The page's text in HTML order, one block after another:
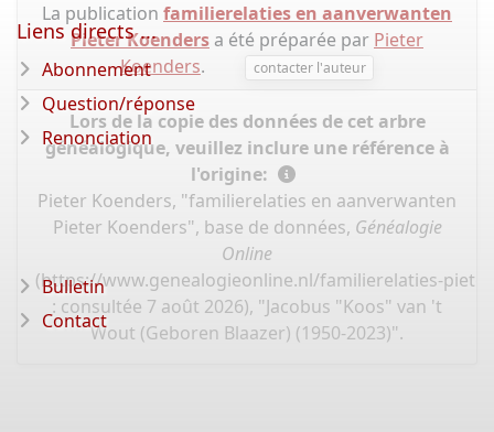
La publication familierelaties en aanverwanten
Pieter Koenders a été préparée par Pieter
Koenders. contacter l'auteur
Lors de la copie des données de cet arbre
généalogique, veuillez inclure une référence à
l'origine:
Pieter Koenders, "familierelaties en aanverwanten
Pieter Koenders", base de données, Généalogie
Online
(https://www.genealogieonline.nl/familierelaties-
: consultée 7 août 2026), "Jacobus "Koos" van 't
Wout (Geboren Blaazer) (1950-2023)".
Liens directs ...
Abonnement
Question/réponse
Renonciation
Bulletin
Contact